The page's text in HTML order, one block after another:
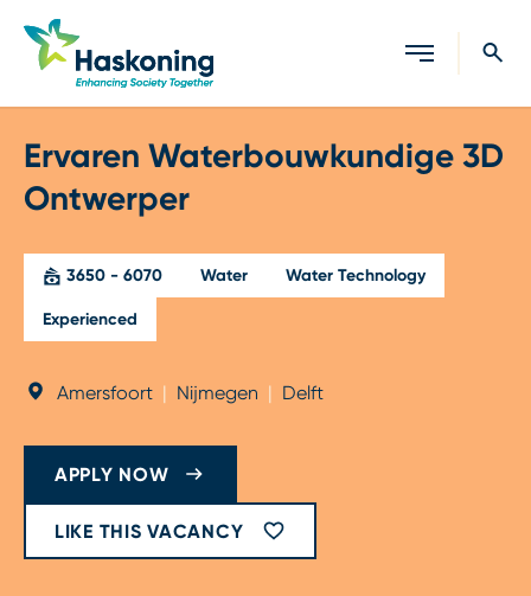
Close search
Ervaren Waterbouwkundige 3D
Ontwerper
3650 - 6070 Water Water Technology
Experienced
Amersfoort | Nijmegen | Delft
APPLY NOW
LIKE THIS VACANCY